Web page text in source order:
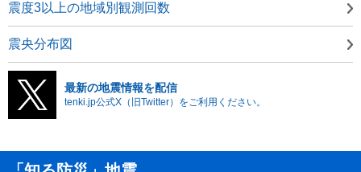
震度3以上の地域別観測回数
震央分布図
最新の地震情報を配信
tenki.jp公式X（旧Twitter）をご利用ください。